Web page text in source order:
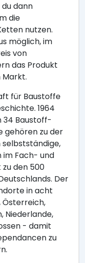
dann
die
nutzen.
möglich, im
von
das Produkt
für Baustoffe
1964
34 Baustoff-
gehören zu der
Fach- und
zu den 500
Der
in acht
Österreich,
Niederlande,
- damit
zu